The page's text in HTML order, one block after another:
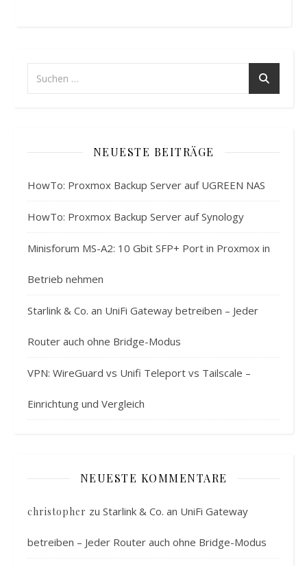
NEUESTE BEITRÄGE
HowTo: Proxmox Backup Server auf UGREEN NAS
HowTo: Proxmox Backup Server auf Synology
Minisforum MS-A2: 10 Gbit SFP+ Port in Proxmox in
Betrieb nehmen
Starlink & Co. an UniFi Gateway betreiben – Jeder
Router auch ohne Bridge-Modus
VPN: WireGuard vs Unifi Teleport vs Tailscale –
Einrichtung und Vergleich
NEUESTE KOMMENTARE
christopher zu Starlink & Co. an UniFi Gateway
betreiben – Jeder Router auch ohne Bridge-Modus